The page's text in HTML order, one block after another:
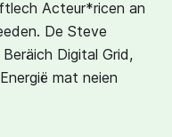
Acteur*ricen an
De Steve
Digital Grid,
mat neien